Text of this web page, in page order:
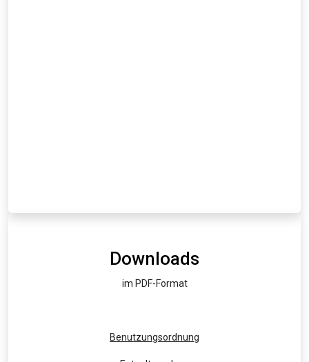
Downloads
im PDF-Format
Benutzungsordnung